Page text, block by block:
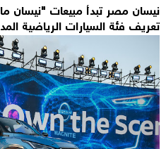
نيسان مصر تبدأ مبيعات "نيسان
تعريف فئة السيارات الرياضية